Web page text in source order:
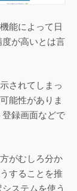
能によって日
が高いとは言
されてしまっ
能性がありま
録画面などで
がむしろ分か
することを推
ステムを使う